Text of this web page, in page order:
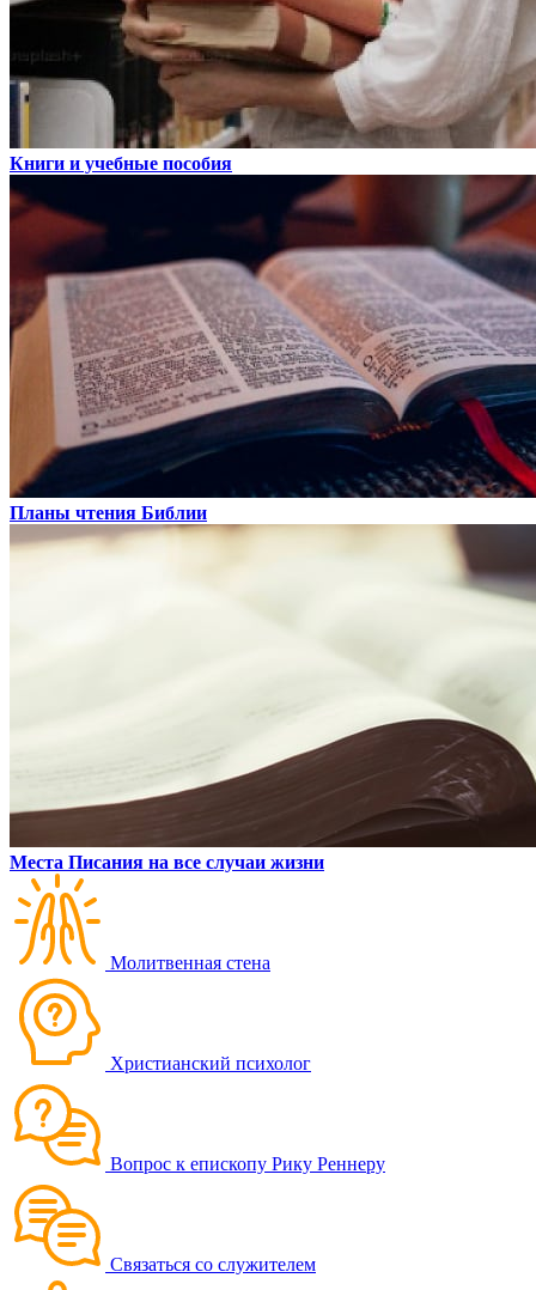
Книги и учебные пособия
Планы чтения Библии
Места Писания на все случаи жизни
Молитвенная стена
Христианский психолог
Вопрос к епископу Рику Реннеру
Связаться со служителем